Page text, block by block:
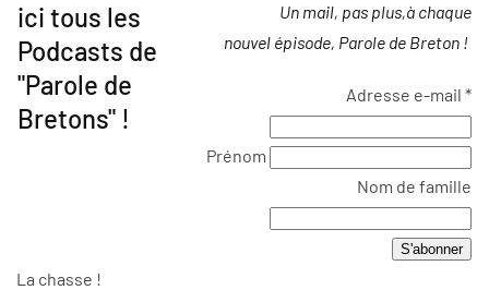
ici tous les
Podcasts de
"Parole de
Bretons" !
Un mail, pas plus,à chaque
nouvel épisode, Parole de Breton !
Adresse e-mail *
Prénom
Nom de famille
La chasse !